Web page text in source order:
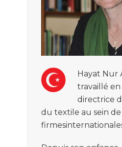
Hayat Nur
travaillé en
directrice
du textile au sein de
firmesinternationale